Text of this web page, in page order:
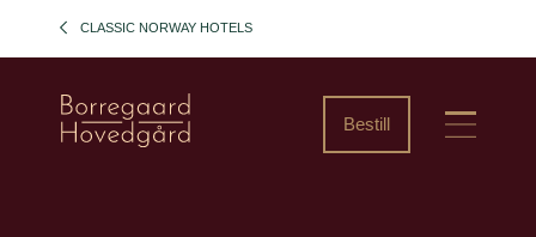
CLASSIC NORWAY HOTELS
Bestill